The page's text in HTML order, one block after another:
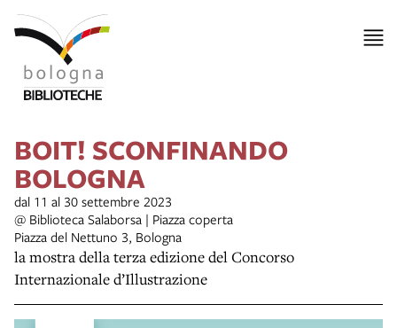
BOIT! SCONFINANDO
BOLOGNA
dal 11 al 30 settembre 2023
@ Biblioteca Salaborsa | Piazza coperta
Piazza del Nettuno 3, Bologna
la mostra della terza edizione del Concorso
Internazionale d’Illustrazione